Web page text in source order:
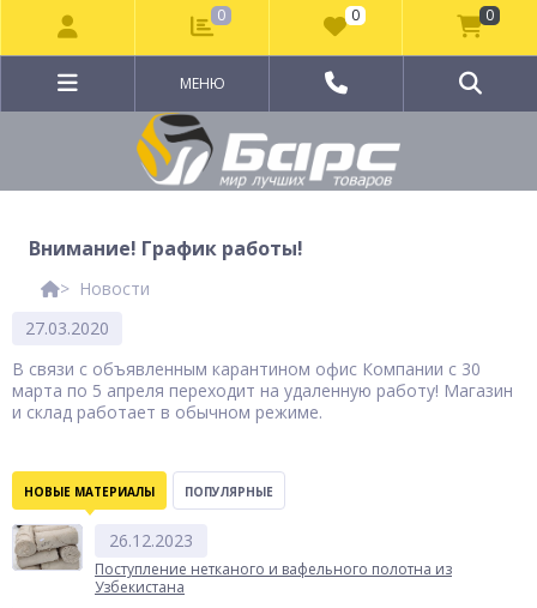
МЕНЮ
Внимание! График работы!
Новости
27.03.2020
В связи с объявленным карантином офис Компании с 30
марта по 5 апреля переходит на удаленную работу! Магазин
и склад работает в обычном режиме.
НОВЫЕ МАТЕРИАЛЫ ПОПУЛЯРНЫЕ
26.12.2023
Поступление нетканого и вафельного полотна из
Узбекистана
0 0 0